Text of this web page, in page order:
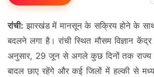
रांची: झारखंड में मानसून के सक्रिय होने के
बदलने लगा है। रांची स्थित मौसम विज्ञान
अनुसार, 29 जून से अगले कुछ दिनों तक राज्य
बादल छाए रहेंगे और कई जिलों में हल्की से